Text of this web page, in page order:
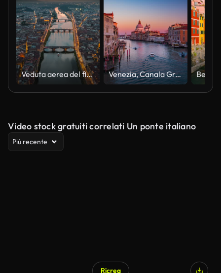
Veduta aerea del fiume Arno e dei ponti a Firenze, Italia Venezia, Canala Grande e Santa Maria della Salute
Video stock gratuiti correlati Un ponte italiano
Più recente
Ricrea